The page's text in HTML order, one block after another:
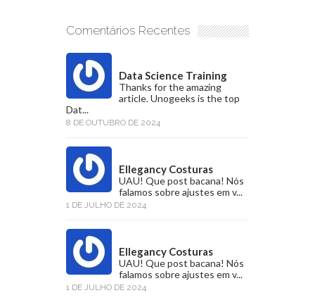
Comentários Recentes
Data Science Training
Thanks for the amazing
article. Unogeeks is the top
Dat...
8 DE OUTUBRO DE 2024
Ellegancy Costuras
UAU! Que post bacana! Nós
falamos sobre ajustes em v...
1 DE JULHO DE 2024
Ellegancy Costuras
UAU! Que post bacana! Nós
falamos sobre ajustes em v...
1 DE JULHO DE 2024